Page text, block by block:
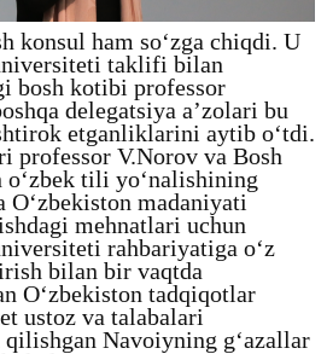
konsul ham so‘zga chiqdi. U
taklifi bilan
bosh kotibi professor
delegatsiya a’zolari bu
etganliklarini aytib o‘tdi.
professor V.Norov va Bosh
o‘zbek tili yo‘nalishining
madaniyati
mehnatlari uchun
rahbariyatiga o‘z
bilan bir vaqtda
O‘zbekiston tadqiqotlar
ustoz va talabalari
Navoiyning g‘azallar